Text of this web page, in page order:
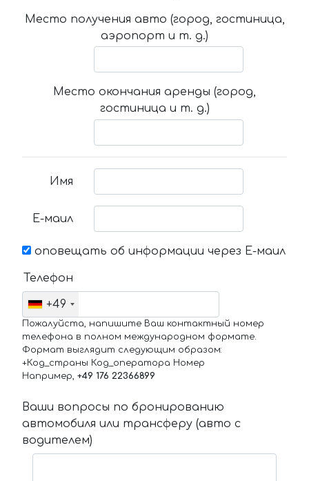
Место получения авто (город, гостиница,
аэропорт и т. д.)
Место окончания аренды (город,
гостиница и т. д.)
Имя
Е-маил
оповещать об информации через Е-маил
Телефон
+49
Пожалуйста, напишите Ваш контактный номер
телефона в полном международном формате.
Формат выглядит следующим образом:
+Код_страны Код_оператора Номер
Например, +49 176 22366899
Ваши вопросы по бронированию
автомобиля или трансферу (авто с
водителем)